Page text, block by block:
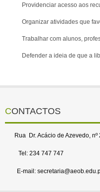
Providenciar acesso aos
Organizar atividades que
Trabalhar com alunos,
Defender a ideia de que a
CONTACTOS
Rua Dr. Acácio de Azevedo, nº
Tel: 234 747 747
E-mail: